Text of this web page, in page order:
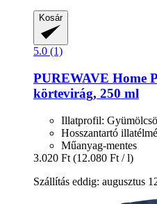
Kosár
5.0 (1)
PUREWAVE Home
körtevirág, 250 ml
Illatprofil:
Hosszantartó
Műanyag-mentes
3.020 Ft (12.080 Ft / l)
Szállítás eddig: augusztus